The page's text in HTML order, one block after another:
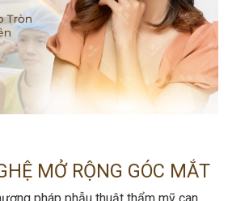
MỞ RỘNG GÓC MẮT